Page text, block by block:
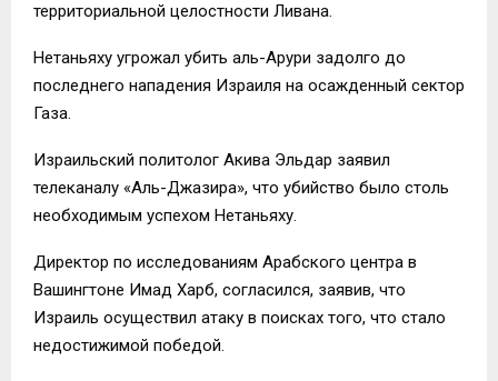
территориальной целостности Ливана.
Нетаньяху угрожал убить аль-Арури задолго до
последнего нападения Израиля на осажденный сектор
Газа.
Израильский политолог Акива Эльдар заявил
телеканалу «Аль-Джазира», что убийство было столь
необходимым успехом Нетаньяху.
Директор по исследованиям Арабского центра в
Вашингтоне Имад Харб, согласился, заявив, что
Израиль осуществил атаку в поисках того, что стало
недостижимой победой.